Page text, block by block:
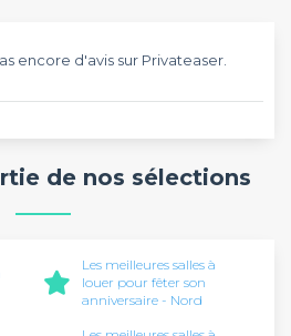
encore d'avis sur Privateaser.
de nos sélections
Les meilleures salles à
louer pour fêter son
anniversaire - Nord